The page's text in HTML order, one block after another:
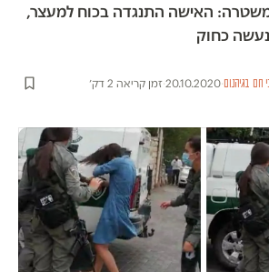
האישה התנגדה בכוח למעצר,
כחוק
חם בגיהנום·
20.10.2020
·זמן קריאה 2 דק׳